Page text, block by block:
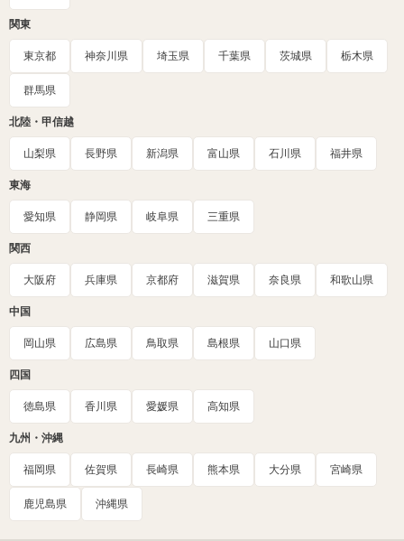
関東
東京都 神奈川県 埼玉県 千葉県 茨城県 栃木県
群馬県
北陸・甲信越
山梨県 長野県 新潟県 富山県 石川県 福井県
東海
愛知県 静岡県 岐阜県 三重県
関西
大阪府 兵庫県 京都府 滋賀県 奈良県 和歌山県
中国
岡山県 広島県 鳥取県 島根県 山口県
四国
徳島県 香川県 愛媛県 高知県
九州・沖縄
福岡県 佐賀県 長崎県 熊本県 大分県 宮崎県
鹿児島県 沖縄県